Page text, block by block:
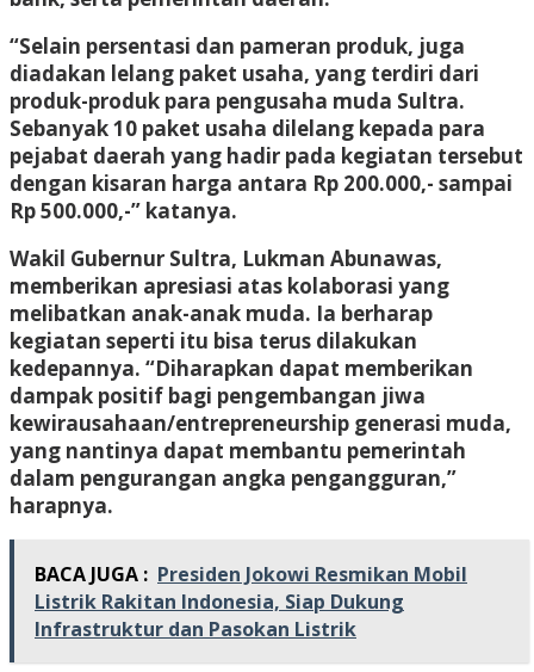
“Selain persentasi dan pameran produk, juga
diadakan lelang paket usaha, yang terdiri dari
produk-produk para pengusaha muda Sultra.
Sebanyak 10 paket usaha dilelang kepada para
pejabat daerah yang hadir pada kegiatan tersebut
dengan kisaran harga antara Rp 200.000,- sampai
Rp 500.000,-” katanya.
Wakil Gubernur Sultra, Lukman Abunawas,
memberikan apresiasi atas kolaborasi yang
melibatkan anak-anak muda. Ia berharap
kegiatan seperti itu bisa terus dilakukan
kedepannya. “Diharapkan dapat memberikan
dampak positif bagi pengembangan jiwa
kewirausahaan/entrepreneurship generasi muda,
yang nantinya dapat membantu pemerintah
dalam pengurangan angka pengangguran,”
harapnya.
BACA JUGA : Presiden Jokowi Resmikan Mobil
Listrik Rakitan Indonesia, Siap Dukung
Infrastruktur dan Pasokan Listrik